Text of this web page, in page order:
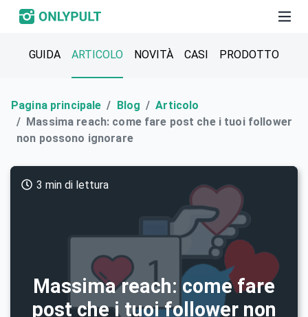
GUIDA ARTICOLO NOVITÀ СASI PRODOTTO
Pagina principale Blog
Articolo
Massima reach: come fare post che i tuoi follower
non possono ignorare
Massima reach: come fare
post che i tuoi follower non
3 min di lettura